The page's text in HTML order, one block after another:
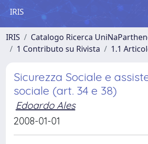
IRIS
IRIS
Catalogo Ricerca
1 Contributo su Rivista
1.1
Sicurezza Sociale e
sociale (art. 34 e 38)
Edoardo Ales
2008-01-01